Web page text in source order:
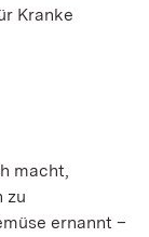
Kranke
macht,
zu
ernannt –